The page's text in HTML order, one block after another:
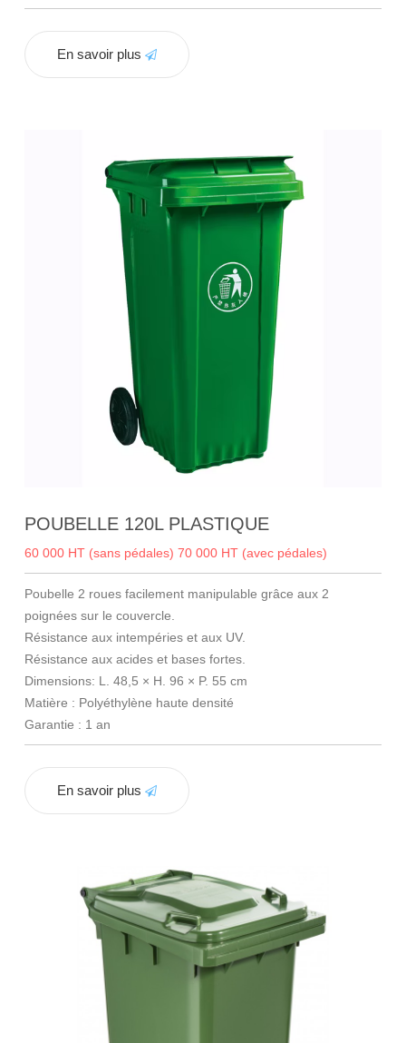
En savoir plus
POUBELLE 120L PLASTIQUE
60 000 HT (sans pédales) 70 000 HT (avec pédales)
Poubelle 2 roues facilement manipulable grâce aux 2
poignées sur le couvercle.
Résistance aux intempéries et aux UV.
Résistance aux acides et bases fortes.
Dimensions: L. 48,5 × H. 96 × P. 55 cm
Matière : Polyéthylène haute densité
Garantie : 1 an
En savoir plus